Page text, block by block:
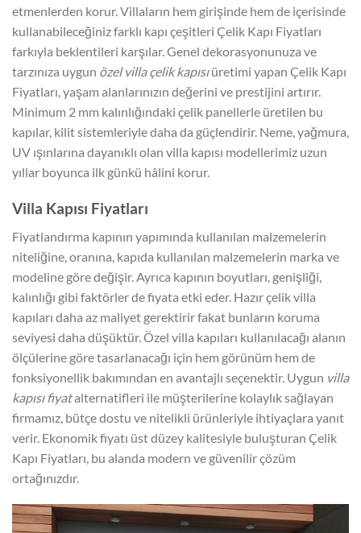
etmenlerden korur. Villaların hem girişinde hem de içerisinde
kullanabileceğiniz farklı kapı çeşitleri Çelik Kapı Fiyatları
farkıyla beklentileri karşılar. Genel dekorasyonunuza ve
tarzınıza uygun özel villa çelik kapısıüretimi yapan Çelik Kapı
Fiyatları, yaşam alanlarınızın değerini ve prestijini artırır.
Minimum 2 mm kalınlığındaki çelik panellerle üretilen bu
kapılar, kilit sistemleriyle daha da güçlendirir. Neme, yağmura,
UV ışınlarına dayanıklı olan villa kapısı modellerimiz uzun
yıllar boyunca ilk günkü hâlini korur.
Villa Kapısı Fiyatları
Fiyatlandırma kapının yapımında kullanılan malzemelerin
niteliğine, oranına, kapıda kullanılan malzemelerin marka ve
modeline göre değişir. Ayrıca kapının boyutları, genişliği,
kalınlığı gibi faktörler de fiyata etki eder. Hazır çelik villa
kapıları daha az maliyet gerektirir fakat bunların koruma
seviyesi daha düşüktür. Özel villa kapıları kullanılacağı alanın
ölçülerine göre tasarlanacağı için hem görünüm hem de
fonksiyonellik bakımından en avantajlı seçenektir. Uygun villa
kapısı fiyatalternatifleri ile müşterilerine kolaylık sağlayan
firmamız, bütçe dostu ve nitelikli ürünleriyle ihtiyaçlara yanıt
verir. Ekonomik fiyatı üst düzey kalitesiyle buluşturan Çelik
Kapı Fiyatları, bu alanda modern ve güvenilir çözüm
ortağınızdır.